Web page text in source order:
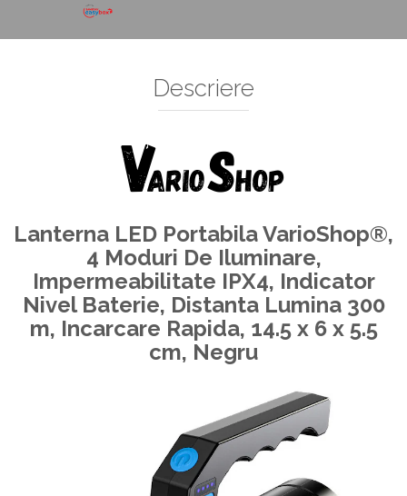
Decoratiuni Si Petreceri
Accesorii decorative
Descriere
Lanterna LED Portabila VarioShop®,
4 Moduri De Iluminare,
Impermeabilitate IPX4, Indicator
Nivel Baterie, Distanta Lumina 300
m, Incarcare Rapida, 14.5 x 6 x 5.5
cm, Negru